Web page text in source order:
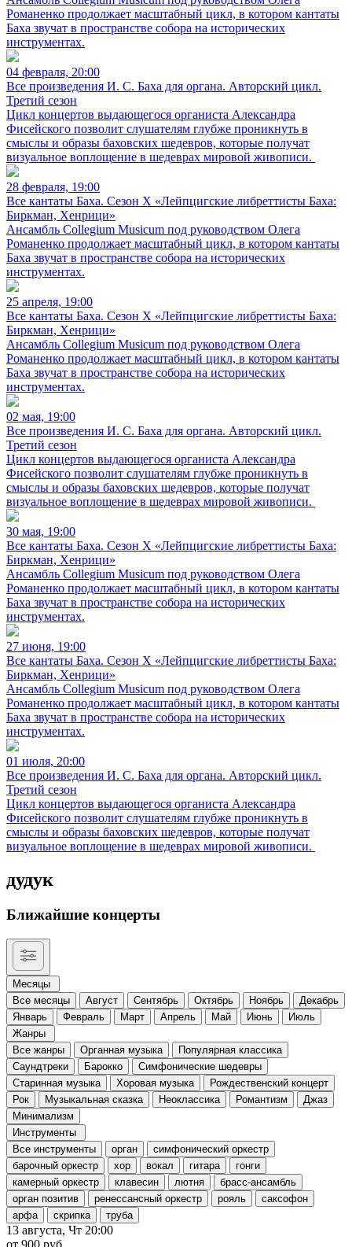
Романенко продолжает масштабный цикл, в котором кантаты
Баха звучат в пространстве собора на исторических
инструментах.
04 февраля, 20:00
Все произведения И. С. Баха для органа. Авторский цикл.
Третий сезон
Цикл концертов выдающегося органиста Александра
Фисейского позволит слушателям глубже проникнуть в
смыслы и образы баховских шедевров, которые получат
визуальное воплощение в шедеврах мировой живописи.
28 февраля, 19:00
Все кантаты Баха. Сезон X «Лейпцигские либреттисты Баха:
Биркман, Хенрици»
Ансамбль Collegium Musicum под руководством Олега
Романенко продолжает масштабный цикл, в котором кантаты
Баха звучат в пространстве собора на исторических
инструментах.
25 апреля, 19:00
Все кантаты Баха. Сезон X «Лейпцигские либреттисты Баха:
Биркман, Хенрици»
Ансамбль Collegium Musicum под руководством Олега
Романенко продолжает масштабный цикл, в котором кантаты
Баха звучат в пространстве собора на исторических
инструментах.
02 мая, 19:00
Все произведения И. С. Баха для органа. Авторский цикл.
Третий сезон
Цикл концертов выдающегося органиста Александра
Фисейского позволит слушателям глубже проникнуть в
смыслы и образы баховских шедевров, которые получат
визуальное воплощение в шедеврах мировой живописи.
30 мая, 19:00
Все кантаты Баха. Сезон X «Лейпцигские либреттисты Баха:
Биркман, Хенрици»
Ансамбль Collegium Musicum под руководством Олега
Романенко продолжает масштабный цикл, в котором кантаты
Баха звучат в пространстве собора на исторических
инструментах.
27 июня, 19:00
Все кантаты Баха. Сезон X «Лейпцигские либреттисты Баха:
Биркман, Хенрици»
Ансамбль Collegium Musicum под руководством Олега
Романенко продолжает масштабный цикл, в котором кантаты
Баха звучат в пространстве собора на исторических
инструментах.
01 июля, 20:00
Все произведения И. С. Баха для органа. Авторский цикл.
Третий сезон
Цикл концертов выдающегося органиста Александра
Фисейского позволит слушателям глубже проникнуть в
смыслы и образы баховских шедевров, которые получат
визуальное воплощение в шедеврах мировой живописи.
дудук
Ближайшие концерты
Месяцы
Все месяцы
Август Сентябрь Октябрь Ноябрь
Декабрь
Январь
Февраль Март Апрель Май Июнь
Июль
Жанры
Все жанры
Органная музыка
Популярная классика
Саундтреки
Барокко
Симфонические шедевры
Старинная музыка
Хоровая музыка
Рождественский концерт
Рок
Музыкальная сказка Неоклассика Романтизм
Джаз
Минимализм
Инструменты
Все инструменты
орган
симфонический оркестр
барочный оркестр
хор вокал гитара
гонги
камерный оркестр
клавесин лютня
брасс-ансамбль
орган позитив
ренессансный оркестр рояль
саксофон
арфа
скрипка труба
13 августа, Чт 20:00
от 900 руб.